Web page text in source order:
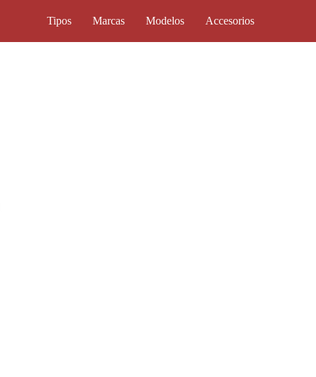
Tipos Marcas Modelos Accesorios